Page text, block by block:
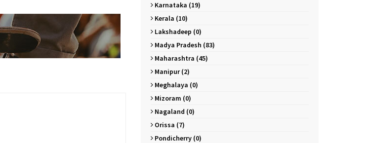
Karnataka (19)
Kerala (10)
Lakshadeep (0)
Madya Pradesh (83)
Maharashtra (45)
Manipur (2)
Meghalaya (0)
Mizoram (0)
Nagaland (0)
Orissa (7)
Pondicherry (0)